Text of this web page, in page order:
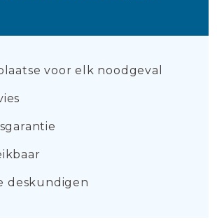
voor elk noodgeval
deskundigen